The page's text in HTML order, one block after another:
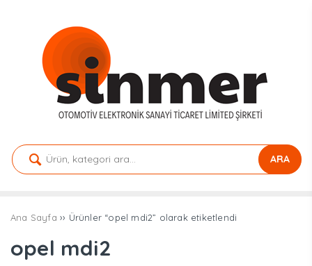
ARA
Ana Sayfa ›› Ürünler “opel mdi2” olarak etiketlendi
opel mdi2